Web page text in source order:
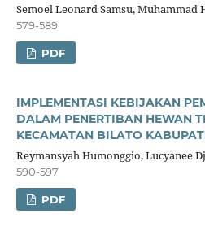
Semoel Leonard Samsu, Muhammad
579-589
PDF
IMPLEMENTASI KEBIJAKAN
DALAM PENERTIBAN HEWAN
KECAMATAN BILATO
Reymansyah Humonggio, Lucyanee
590-597
PDF